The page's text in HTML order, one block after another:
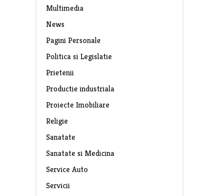
Multimedia
News
Pagini Personale
Politica si Legislatie
Prietenii
Productie industriala
Proiecte Imobiliare
Religie
Sanatate
Sanatate si Medicina
Service Auto
Servicii